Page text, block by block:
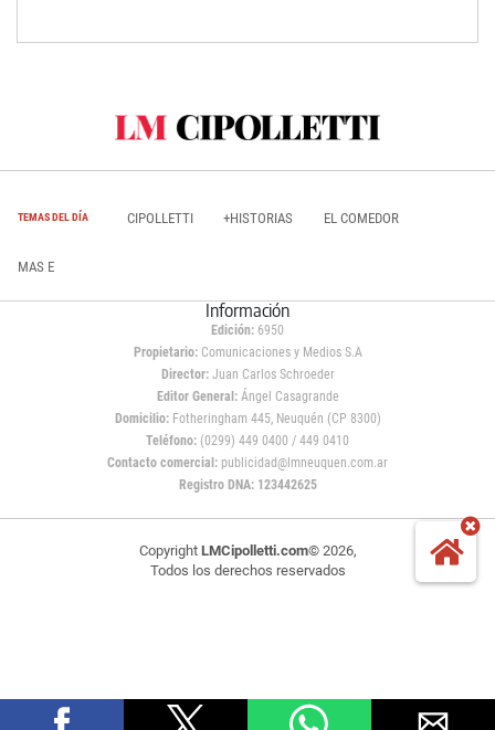
TEMAS DEL DÍA CIPOLLETTI +HISTORIAS EL COMEDOR
MAS E
Información
Edición: 6950
Propietario:Comunicaciones y Medios S.A
Director: Juan Carlos Schroeder
Editor General:Ángel Casagrande
Domicilio:Fotheringham 445, Neuquén (CP 8300)
Teléfono: (0299) 449 0400 / 449 0410
Contacto comercial: publicidad@lmneuquen.com.ar
Registro DNA: 123442625
Copyright LMCipolletti.com© 2026,
Todos los derechos reservados